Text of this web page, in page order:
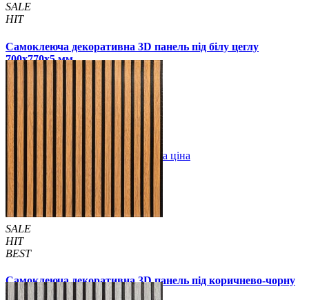
SALE
HIT
Самоклеюча декоративна 3D панель під білу цеглу
700x770x5 мм
79 грн. /шт 130 грн. /шт
3 відгуків
Купити В закладки Оптова ціна
SALE
HIT
BEST
Самоклеюча декоративна 3D панель під коричнево-чорну
рейку 680x670x5мм (2533)